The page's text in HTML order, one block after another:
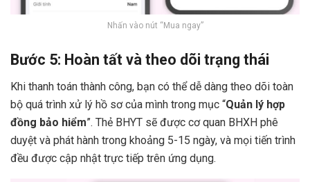
Nhấn vào nút “Mua ngay”
Bước 5: Hoàn tất và theo dõi trạng thái
Khi thanh toán thành công, bạn có thể dễ dàng theo dõi toàn
bộ quá trình xử lý hồ sơ của mình trong mục “Quản lý hợp
đồng bảo hiểm”. Thẻ BHYT sẽ được cơ quan BHXH phê
duyệt và phát hành trong khoảng 5-15 ngày, và mọi tiến trình
đều được cập nhật trực tiếp trên ứng dụng.